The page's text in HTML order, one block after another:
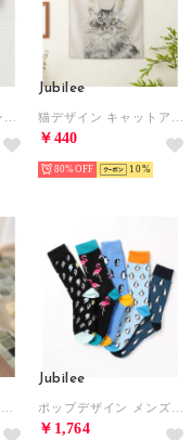
Jubilee
￥440
80% 10
Jubilee
￥1,764